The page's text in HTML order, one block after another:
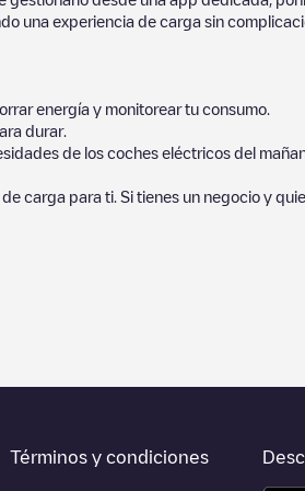
una experiencia de carga sin
energía y monitorear tu consumo.
durar.
de los coches eléctricos del
carga para ti. Si tienes un negocio y
instrucciones necesarias para que
Términos y condiciones